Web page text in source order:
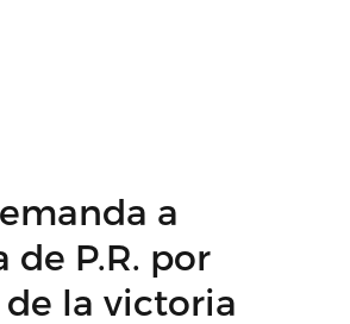
a
de P.R. por
la victoria